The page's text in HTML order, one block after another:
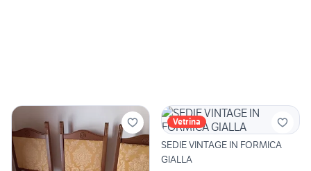
Vetrina
SEDIE VINTAGE IN FORMICA
GIALLA